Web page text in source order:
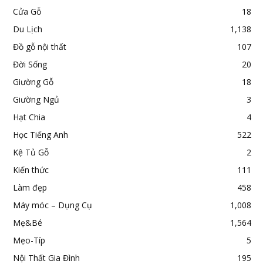
Cửa Gỗ
18
Du Lịch
1,138
Đồ gỗ nội thất
107
Đời Sống
20
Giường Gỗ
18
Giường Ngủ
3
Hạt Chia
4
Học Tiếng Anh
522
Kệ Tủ Gỗ
2
Kiến thức
111
Làm đẹp
458
Máy móc – Dụng Cụ
1,008
Mẹ&Bé
1,564
Mẹo-Típ
5
Nội Thất Gia Đình
195